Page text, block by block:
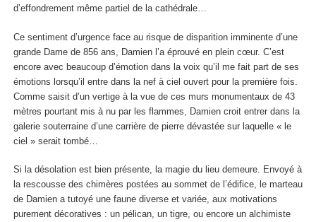
d’effondrement même partiel de la cathédrale…
Ce sentiment d’urgence face au risque de disparition imminente d’une
grande Dame de 856 ans, Damien l’a éprouvé en plein cœur. C’est
encore avec beaucoup d’émotion dans la voix qu’il me fait part de ses
émotions lorsqu’il entre dans la nef à ciel ouvert pour la première fois.
Comme saisit d’un vertige à la vue de ces murs monumentaux de 43
mètres pourtant mis à nu par les flammes, Damien croit entrer dans la
galerie souterraine d’une carrière de pierre dévastée sur laquelle « le
ciel » serait tombé…
Si la désolation est bien présente, la magie du lieu demeure. Envoyé à
la rescousse des chimères postées au sommet de l’édifice, le marteau
de Damien a tutoyé une faune diverse et variée, aux motivations
purement décoratives : un pélican, un tigre, ou encore un alchimiste